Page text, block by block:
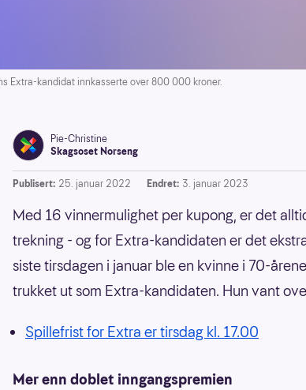
Extra-kandidat innkasserte over 800 000 kroner.
Pie-Christine
Skagsoset Norseng
Publisert: 25. januar 2022 Endret: 3. januar 2023
Med 16 vinnermulighet per kupong, er det
trekning - og for Extra-kandidaten er det
siste tirsdagen i januar ble en kvinne i 70-
trukket ut som Extra-kandidaten. Hun vant
Spillefrist for Extra er tirsdag kl. 17.00
Mer enn doblet inngangspremien